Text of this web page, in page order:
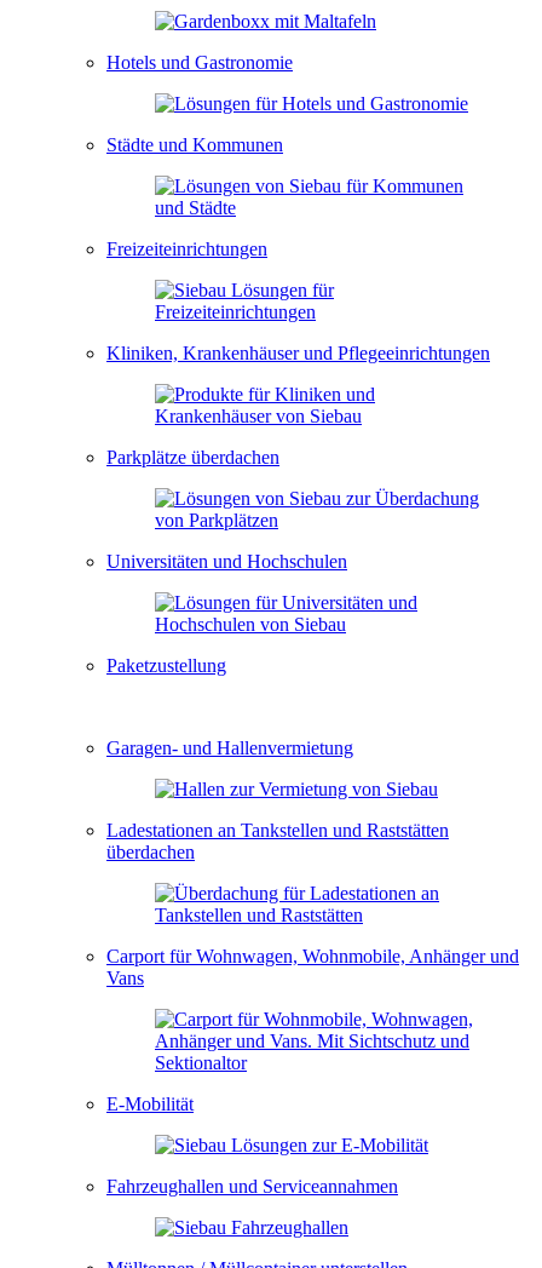
Hotels und Gastronomie
Städte und Kommunen
Freizeiteinrichtungen
Kliniken, Krankenhäuser und Pflegeeinrichtungen
Parkplätze überdachen
Universitäten und Hochschulen
Paketzustellung
Garagen- und Hallenvermietung
Ladestationen an Tankstellen und Raststätten
überdachen
Carport für Wohnwagen, Wohnmobile, Anhänger und
Vans
E-Mobilität
Fahrzeughallen und Serviceannahmen